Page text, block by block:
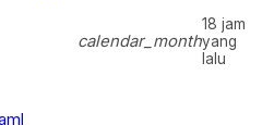
calendar_month
18 jam
yang
lalu